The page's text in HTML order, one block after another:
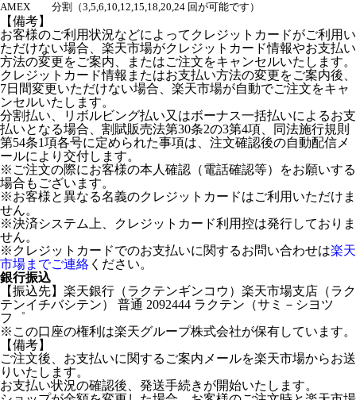
AMEX
分割（3,5,6,10,12,15,18,20,24 回が可能です）
【備考】
お客様のご利用状況などによってクレジットカードがご利用い
ただけない場合、楽天市場がクレジットカード情報やお支払い
方法の変更をご案内、またはご注文をキャンセルいたします。
クレジットカード情報またはお支払い方法の変更をご案内後、
7日間変更いただけない場合、楽天市場が自動でご注文をキャ
ンセルいたします。
分割払い、リボルビング払い又はボーナス一括払いによるお支
払いとなる場合、割賦販売法第30条2の3第4項、同法施行規則
第54条1項各号に定められた事項は、注文確認後の自動配信メ
ールにより交付します。
※ご注文の際にお客様の本人確認（電話確認等）をお願いする
場合もございます。
※お客様と異なる名義のクレジットカードはご利用いただけま
せん。
※決済システム上、クレジットカード利用控は発行しておりま
せん。
※クレジットカードでのお支払いに関するお問い合わせは楽天
市場までご連絡 ください。
銀行振込
【振込先】楽天銀行（ラクテンギンコウ）楽天市場支店（ラク
テンイチバシテン） 普通 2092444 ラクテン（サミ－シヨツ
フ゜
※この口座の権利は楽天グループ株式会社が保有しています。
【備考】
ご注文後、お支払いに関するご案内メールを楽天市場からお送
りいたします。
お支払い状況の確認後、発送手続きが開始いたします。